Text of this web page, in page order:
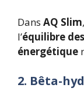
Dans AQ Slim
l’équilibre
énergétique
2. Bêta-